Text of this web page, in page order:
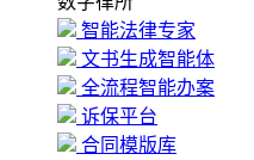
智能法律专家
文书生成智能体
全流程智能办案
诉保平台
合同模版库